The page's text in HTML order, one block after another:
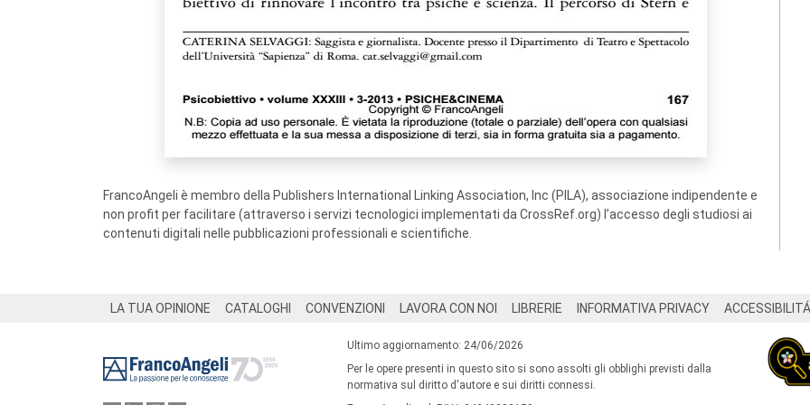
FrancoAngeli è membro della Publishers International Linking Association, Inc (PILA), associazione indipendente e
non profit per facilitare (attraverso i servizi tecnologici implementati da CrossRef.org) l’accesso degli studiosi ai
contenuti digitali nelle pubblicazioni professionali e scientifiche.
LA TUA OPINIONE CATALOGHI CONVENZIONI LAVORA CON NOI LIBRERIE INFORMATIVA PRIVACY ACCESSIBILITÁ
Ultimo aggiornamento: 24/06/2026
Per le opere presenti in questo sito si sono assolti gli obblighi previsti dalla
normativa sul diritto d'autore e sui diritti connessi.